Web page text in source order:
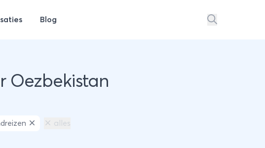
Blog
Oezbekistan
alles